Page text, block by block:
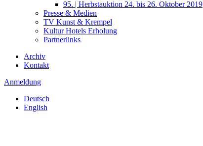
95. | Herbstauktion 24. bis 26. Oktober 2019
Presse & Medien
TV Kunst & Krempel
Kultur Hotels Erholung
Partnerlinks
Archiv
Kontakt
Anmeldung
Deutsch
English